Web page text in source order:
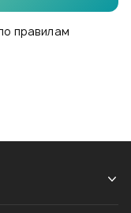
правилам